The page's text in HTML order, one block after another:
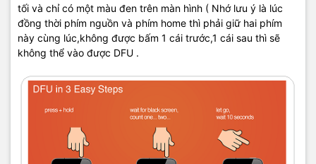
tối và chỉ có một màu đen trên màn hình ( Nhớ lưu ý là lúc
đồng thời phím nguồn và phím home thì phải giữ hai phím
này cùng lúc,không được bấm 1 cái trước,1 cái sau thì sẽ
không thể vào được DFU .